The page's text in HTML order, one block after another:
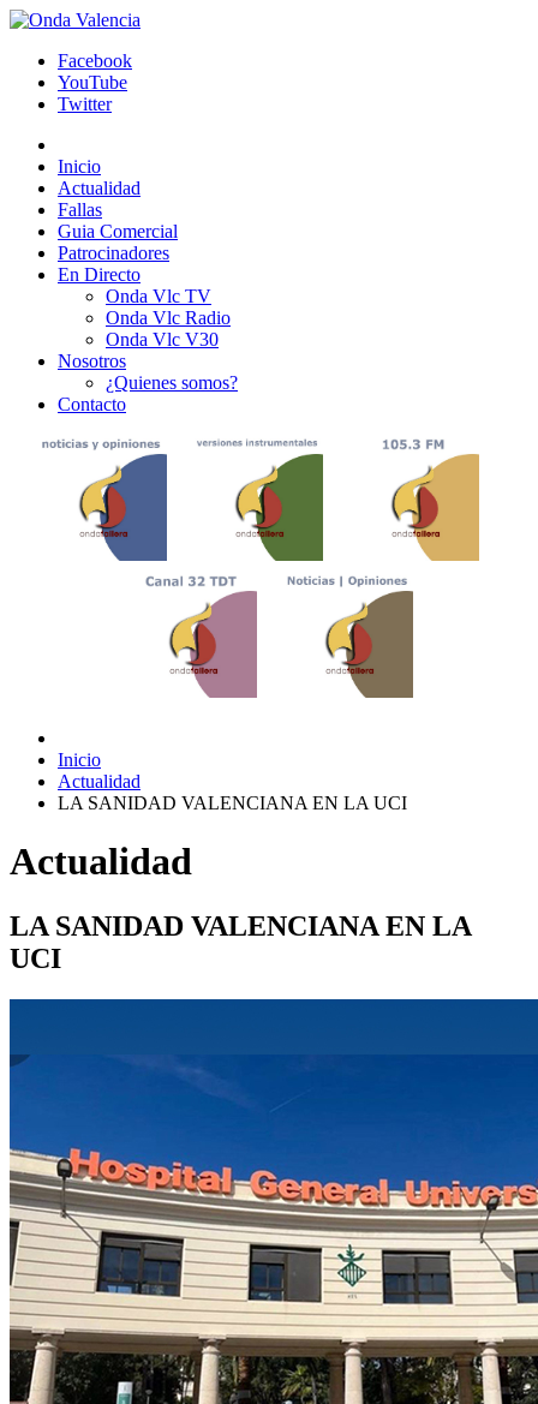
Facebook
YouTube
Twitter
Inicio
Actualidad
Fallas
Guia Comercial
Patrocinadores
En Directo
Onda Vlc TV
Onda Vlc Radio
Onda Vlc V30
Nosotros
¿Quienes somos?
Contacto
Inicio
Actualidad
LA SANIDAD VALENCIANA EN LA UCI
Actualidad
LA SANIDAD VALENCIANA EN LA
UCI